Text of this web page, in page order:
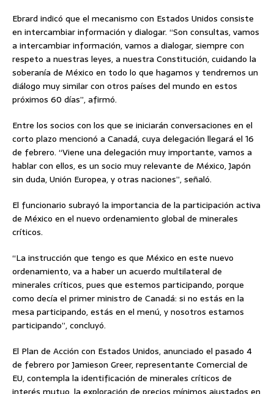
Ebrard indicó que el mecanismo con Estados Unidos consiste
en intercambiar información y dialogar. “Son consultas, vamos
a intercambiar información, vamos a dialogar, siempre con
respeto a nuestras leyes, a nuestra Constitución, cuidando la
soberanía de México en todo lo que hagamos y tendremos un
diálogo muy similar con otros países del mundo en estos
próximos 60 días”, afirmó.
Entre los socios con los que se iniciarán conversaciones en el
corto plazo mencionó a Canadá, cuya delegación llegará el 16
de febrero. “Viene una delegación muy importante, vamos a
hablar con ellos, es un socio muy relevante de México, Japón
sin duda, Unión Europea, y otras naciones”, señaló.
El funcionario subrayó la importancia de la participación activa
de México en el nuevo ordenamiento global de minerales
críticos.
“La instrucción que tengo es que México en este nuevo
ordenamiento, va a haber un acuerdo multilateral de
minerales críticos, pues que estemos participando, porque
como decía el primer ministro de Canadá: si no estás en la
mesa participando, estás en el menú, y nosotros estamos
participando”, concluyó.
El Plan de Acción con Estados Unidos, anunciado el pasado 4
de febrero por Jamieson Greer, representante Comercial de
EU, contempla la identificación de minerales críticos de